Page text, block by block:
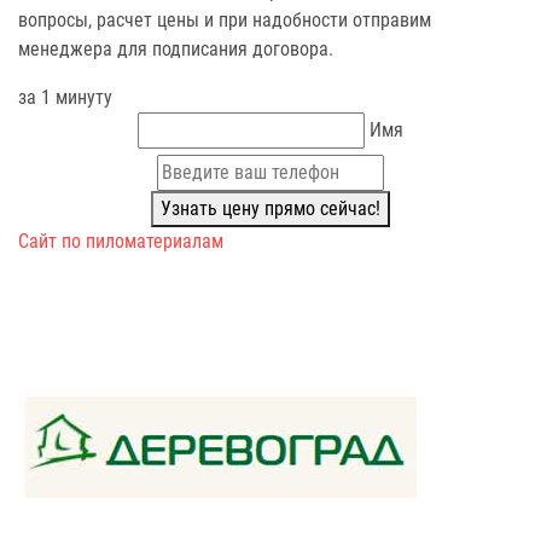
вопросы, расчет цены и при надобности отправим
менеджера для подписания договора.
за 1 минуту
Имя
Узнать цену прямо сейчас!
Сайт по пиломатериалам